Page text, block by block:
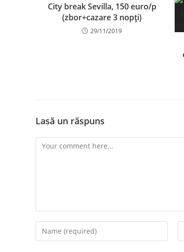
City break Sevilla, 150 euro/p
(zbor+cazare 3 nopți)
29/11/2019
Lasă un răspuns
Comment
Enter
your